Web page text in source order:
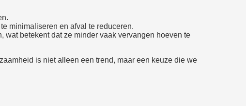
minimaliseren en afval te reduceren.
betekent dat ze minder vaak vervangen hoeven te
is niet alleen een trend, maar een keuze die we